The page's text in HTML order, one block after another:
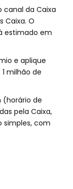
canal da Caixa
Caixa. O
estimado em
e aplique
milhão de
(horário de
pela Caixa,
simples, com